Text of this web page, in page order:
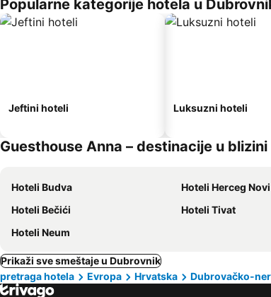
Popularne kategorije hotela u
Jeftini hoteli Luksuzni hoteli
Guesthouse Anna – destinacije u blizini
Hoteli Budva Hoteli Herceg Novi
Hoteli Bečići
Hoteli Tivat
Hoteli Neum
Prikaži sve smeštaje u Dubrovnik
pretraga hotela
Evropa Hrvatska Dubrovačko-